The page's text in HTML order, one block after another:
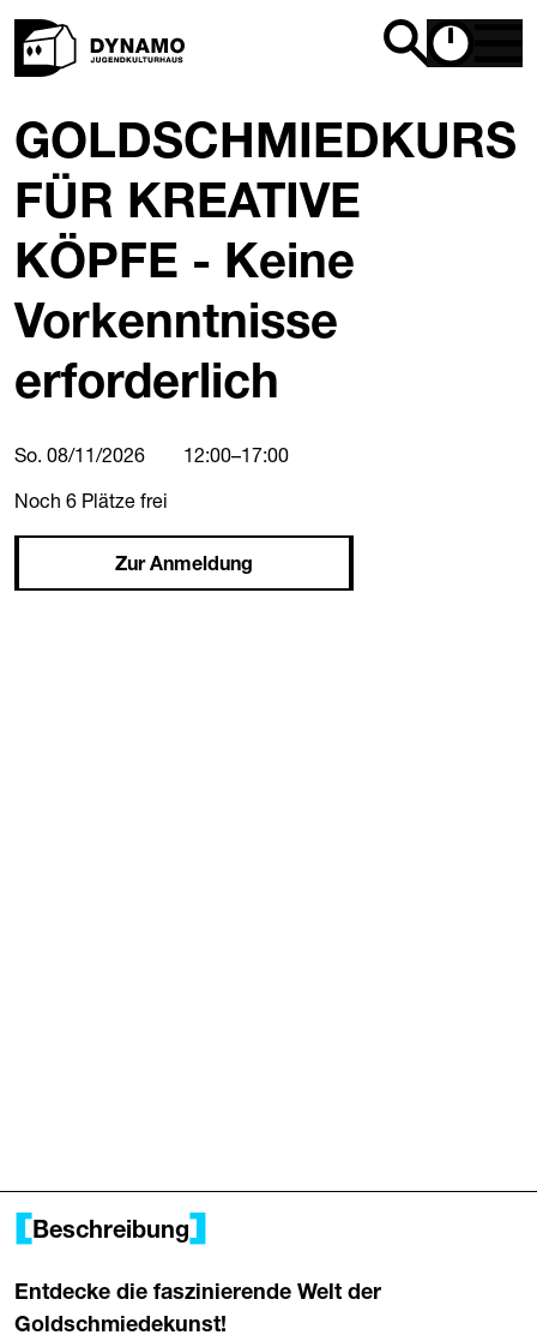
GOLDSCHMIEDKURS
FÜR KREATIVE
KÖPFE - Keine
Vorkenntnisse
erforderlich
So. 08/11/2026 12:00–17:00
Noch 6 Plätze frei
Zur Anmeldung
Beschreibung
Entdecke die faszinierende Welt der
Goldschmiedekunst!